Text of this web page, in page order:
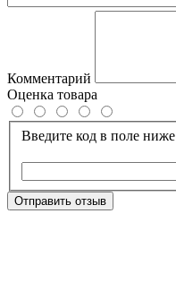
Комментарий
Оценка товара
Введите код в поле ниже
Отправить отзыв